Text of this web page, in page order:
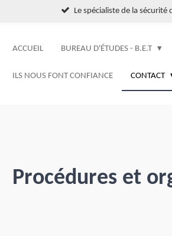
Le spécialiste de la
ACCUEIL BUREAU D'ÉTUDES - B.E.T
ILS NOUS FONT CONFIANCE CONTACT
Procédures et